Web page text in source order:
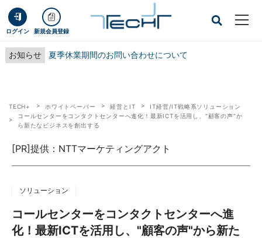
ログイン 新規会員登録
お知らせ 夏季休業期間のお問い合わせについて
TECH+ ホワイトペーパー 経営とIT
IT経営/IT戦略系ソリューション
コールセンターをコンタクトセンターへ進化！最新ICTを活用し、"顧客の声"か
ら新たなビジネスを創出する
[PR]提供：NTTマーケティングアクト
ソリューション
コールセンターをコンタクトセンターへ進
化！最新ICTを活用し、"顧客の声"から新た